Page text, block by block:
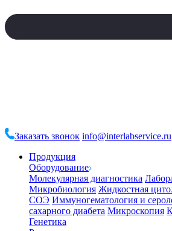
Заказать звонок info@interlabservice.ru
Продукция
Оборудование
Молекулярная диагностика
Микробиология Жидкостная
СОЭ Иммуногематология и
сахарного диабета Микроскопия
Генетика